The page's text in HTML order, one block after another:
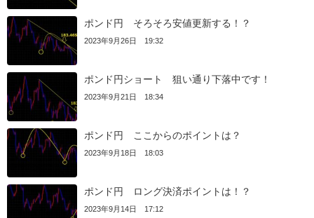
ポンド円 そろそろ安値更新する！？
2023年9月26日 19:32
ポンド円ショート 狙い通り下落中です！
2023年9月21日 18:34
ポンド円 ここからのポイントは？
2023年9月18日 18:03
ポンド円 ロング決済ポイントは！？
2023年9月14日 17:12